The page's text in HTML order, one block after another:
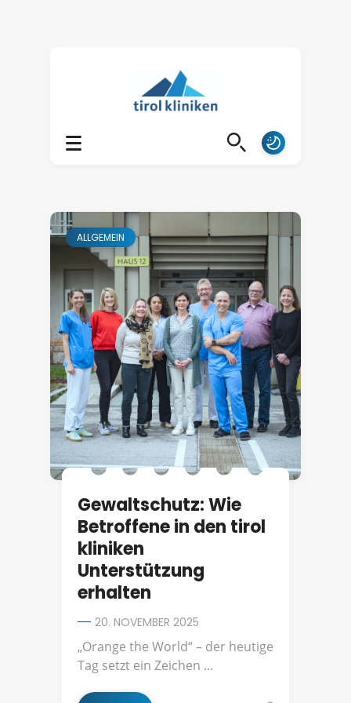
ALLGEMEIN
Gewaltschutz: Wie
Betroffene in den tirol
kliniken
Unterstützung
erhalten
20. NOVEMBER 2025
„Orange the World“ – der heutige
Tag setzt ein Zeichen ...